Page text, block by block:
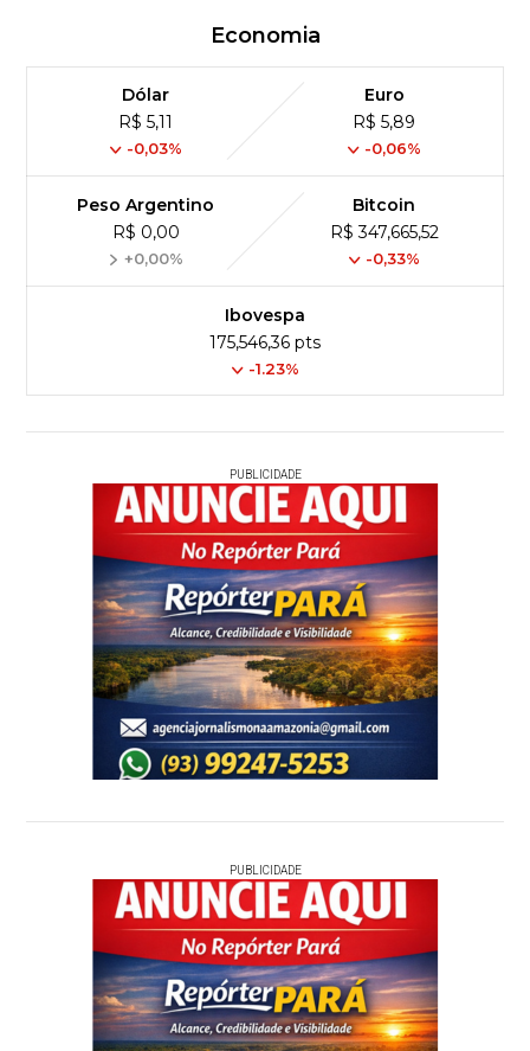
Economia
Dólar
R$ 5,11
-0,03%
Euro
R$ 5,89
-0,06%
Peso Argentino
R$ 0,00
+0,00%
Bitcoin
R$ 347,665,52
-0,33%
Ibovespa
175,546,36 pts
-1.23%
PUBLICIDADE
PUBLICIDADE